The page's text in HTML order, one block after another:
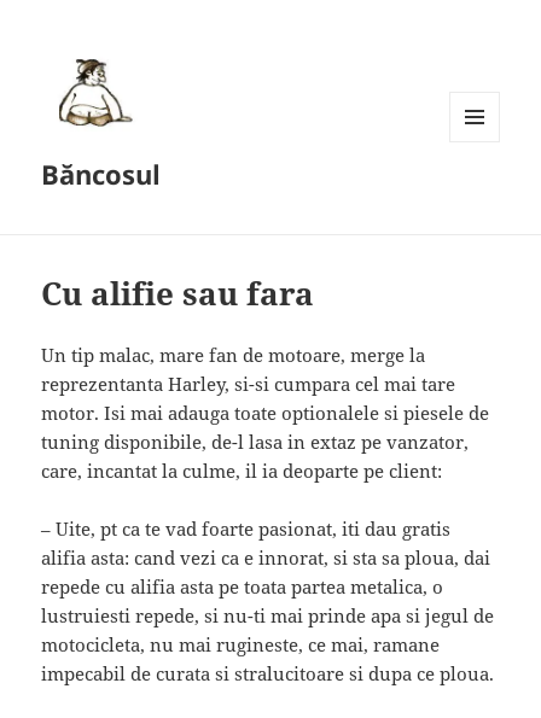
Băncosul
Cu alifie sau fara
Un tip malac, mare fan de motoare, merge la
reprezentanta Harley, si-si cumpara cel mai tare
motor. Isi mai adauga toate optionalele si piesele de
tuning disponibile, de-l lasa in extaz pe vanzator,
care, incantat la culme, il ia deoparte pe client:
– Uite, pt ca te vad foarte pasionat, iti dau gratis
alifia asta: cand vezi ca e innorat, si sta sa ploua, dai
repede cu alifia asta pe toata partea metalica, o
lustruiesti repede, si nu-ti mai prinde apa si jegul de
motocicleta, nu mai rugineste, ce mai, ramane
impecabil de curata si stralucitoare si dupa ce ploua.